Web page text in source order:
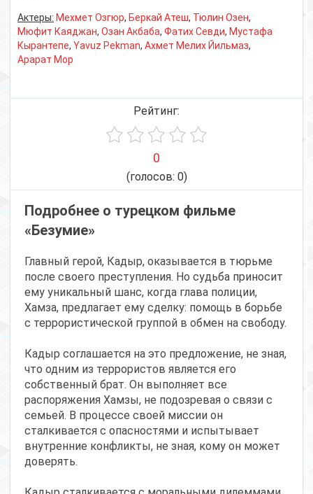
Актеры: Мехмет Озгюр, Беркай Атеш, Тюлин Озен,
Мюфит Каяджан, Озан Акбаба, Фатих Севди, Мустафа
Кырантепе, Yavuz Pekman, Ахмет Мелих Йильмаз,
Арарат Мор
Рейтинг:
0
(голосов: 0)
Подробнее о турецком фильме
«Безумие»
Главный герой, Кадыр, оказывается в тюрьме
после своего преступления. Но судьба приносит
ему уникальный шанс, когда глава полиции,
Хамза, предлагает ему сделку: помощь в борьбе
с террористической группой в обмен на свободу.
Кадыр соглашается на это предложение, не зная,
что одним из террористов является его
собственный брат. Он выполняет все
распоряжения Хамзы, не подозревая о связи с
семьей. В процессе своей миссии он
сталкивается с опасностями и испытывает
внутренние конфликты, не зная, кому он может
доверять.